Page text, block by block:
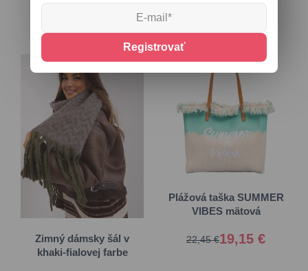
Zimný dámsky šál v
khaki-fialovej farbe
Univerzálna
Plážová taška SUMMER
VIBES mätová
19,15 €
22,45 €
Registrovať